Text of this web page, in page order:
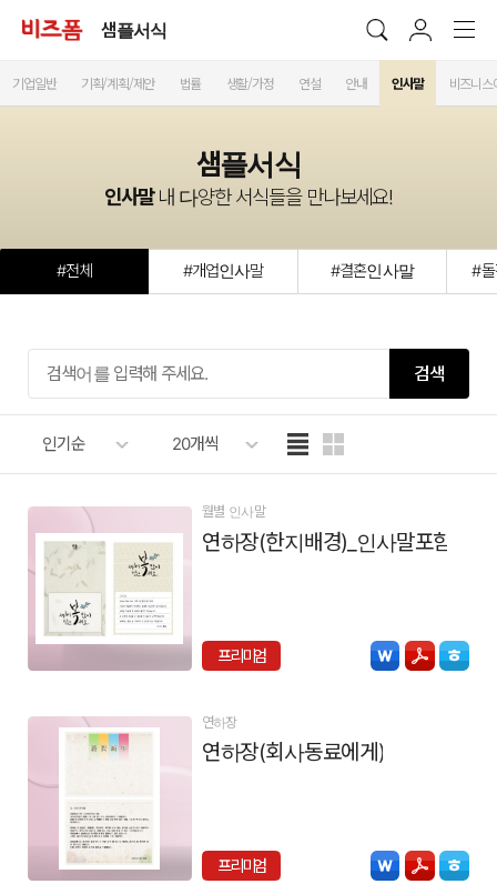
샘플서식
기업일반 기획/계획/제안 법률 생활/가정 연설 안내 인사말 비즈니스
샘플서식
인사말내 다양한 서식들을 만나보세요!
#전체 #개업인사말 #결혼인사말 #
검색
인기순 20개씩
월별 인사말
연하장(한지배경)_인사말포함
프리미엄
연하장
연하장(회사동료에게)
프리미엄